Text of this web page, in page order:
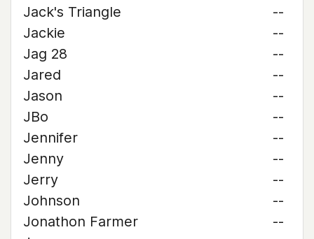
Jack's Triangle
--
Jackie
--
Jag 28
--
Jared
--
Jason
--
JBo
--
Jennifer
--
Jenny
--
Jerry
--
Johnson
--
Jonathon Farmer
--